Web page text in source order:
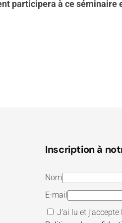
participera à ce séminaire
Inscription à
Nom
E-mail
J’ai lu et